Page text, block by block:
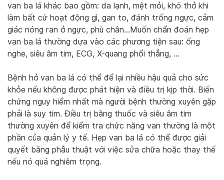
van ba lá khác bao gồm: da lạnh, mệt mỏi, khó thở khi
làm bất cứ hoạt động gì, gan to, đánh trống ngực, cảm
giác nóng ran ở ngực, phù chân…Muốn chẩn đoán hẹp
van ba lá thường dựa vào các phương tiện sau: ống
nghe, siêu âm tim, ECG, X-quang phổi thẳng, …
Bệnh hở van ba lá có thể để lại nhiều hậu quả cho sức
khỏe nếu không được phát hiện và điều trị kịp thời. Biến
chứng nguy hiểm nhất mà người bệnh thường xuyên gặp
phải là suy tim. Điều trị bằng thuốc và siêu âm tim
thường xuyên để kiểm tra chức năng van thường là một
phần của quản lý y tế. Hẹp van ba lá có thể được giải
quyết bằng phẫu thuật với việc sửa chữa hoặc thay thế
nếu nó quá nghiêm trọng.